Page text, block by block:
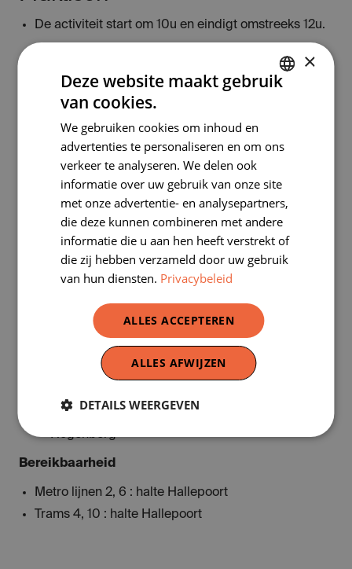
De activiteit start om 10u en eindigt omstreeks 12u.
Een klas met meer dan 12 leerlingen wordt in twee
groepen gesplitst en door twee leerkrachten
begeleid.
Op bezoek in de Hallepoort onderzoeken we het
verleden en bevragen het heden. Leerlingen
brengen architectuurelementen samen met
historische documenten en situeren ze in de tijd:
van stadspoort (middeleeuwen), via gevangenis
(moderne tijd) tot museum (eigen tijd).
Een week voor de activiteit neemt een van onze
medewerkers contact met je op.
Voor of na de activiteitje met jouw leerlingen
verder verdiepen in dit thema? Dat kan! Je vindt
hier ons kant-en-klare lesmateriaal:
Brussel 1550
: oefening met de kaart van
Brussel 1572: oefening met de kaart van Braun en
Hogenberg
Bereikbaarheid
Metro lijnen 2, 6 : halte Hallepoort
Trams 4, 10 : halte Hallepoort
×
Deze website maakt gebruik
van cookies.
We gebruiken cookies om inhoud en
advertenties te personaliseren en om ons
verkeer te analyseren. We delen ook
informatie over uw gebruik van onze site
met onze advertentie- en analysepartners,
die deze kunnen combineren met andere
informatie die u aan hen heeft verstrekt of
die zij hebben verzameld door uw gebruik
van hun diensten. Privacybeleid
ALLES ACCEPTEREN
ALLES AFWIJZEN
DETAILS WEERGEVEN